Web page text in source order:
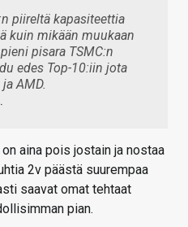
piireltä kapasiteettia
kuin mikään muukaan
pisara TSMC:n
edes Top-10:iin jota
AMD.
aina pois jostain ja nostaa
2v päästä suurempaa
saavat omat tehtaat
pian.